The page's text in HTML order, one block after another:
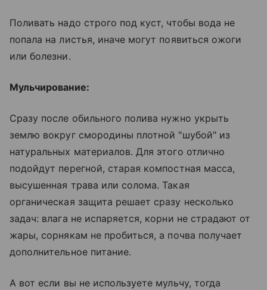
Поливать надо строго под куст, чтобы вода не
попала на листья, иначе могут появиться ожоги
или болезни.
Мульчирование:
Сразу после обильного полива нужно укрыть
землю вокруг смородины плотной "шубой" из
натуральных материалов. Для этого отлично
подойдут перегной, старая компостная масса,
высушенная трава или солома. Такая
органическая защита решает сразу несколько
задач: влага не испаряется, корни не страдают от
жары, сорнякам не пробиться, а почва получает
дополнительное питание.
А вот если вы не используете мульчу, тогда